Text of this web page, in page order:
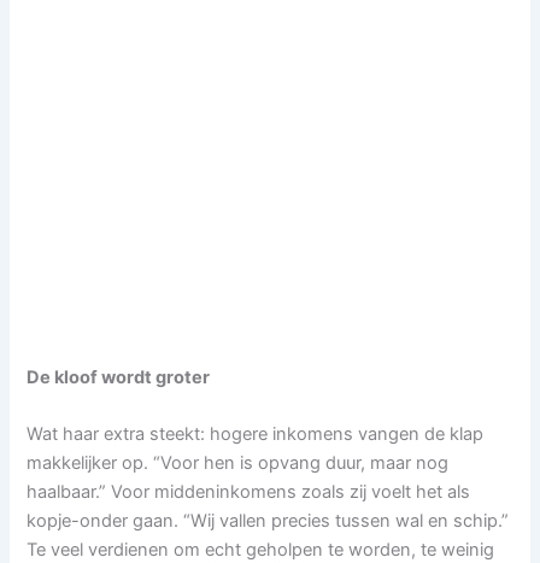
De kloof wordt groter
Wat haar extra steekt: hogere inkomens vangen de klap
makkelijker op. “Voor hen is opvang duur, maar nog
haalbaar.” Voor middeninkomens zoals zij voelt het als
kopje-onder gaan. “Wij vallen precies tussen wal en schip.”
Te veel verdienen om echt geholpen te worden, te weinig